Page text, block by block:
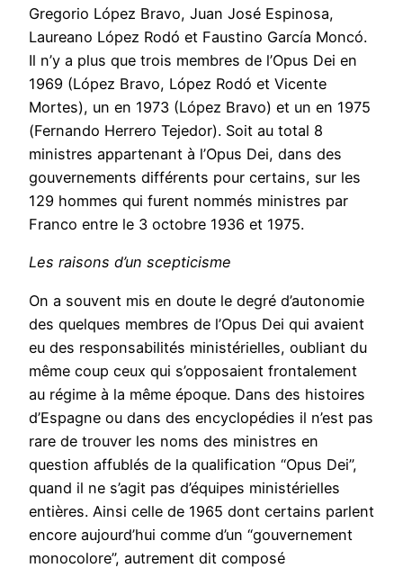
Gregorio López Bravo, Juan José Espinosa,
Laureano López Rodó et Faustino García Moncó.
Il n’y a plus que trois membres de l’Opus Dei en
1969 (López Bravo, López Rodó et Vicente
Mortes), un en 1973 (López Bravo) et un en 1975
(Fernando Herrero Tejedor). Soit au total 8
ministres appartenant à l’Opus Dei, dans des
gouvernements différents pour certains, sur les
129 hommes qui furent nommés ministres par
Franco entre le 3 octobre 1936 et 1975.
Les raisons d’un scepticisme
On a souvent mis en doute le degré d’autonomie
des quelques membres de l’Opus Dei qui avaient
eu des responsabilités ministérielles, oubliant du
même coup ceux qui s’opposaient frontalement
au régime à la même époque. Dans des histoires
d’Espagne ou dans des encyclopédies il n’est pas
rare de trouver les noms des ministres en
question affublés de la qualification “Opus Dei”,
quand il ne s’agit pas d’équipes ministérielles
entières. Ainsi celle de 1965 dont certains parlent
encore aujourd’hui comme d’un “gouvernement
monocolore”, autrement dit composé